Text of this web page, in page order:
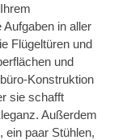
in aller
Flügeltüren und
und
Konstruktion
sie schafft
Außerdem
ein paar Stühlen,